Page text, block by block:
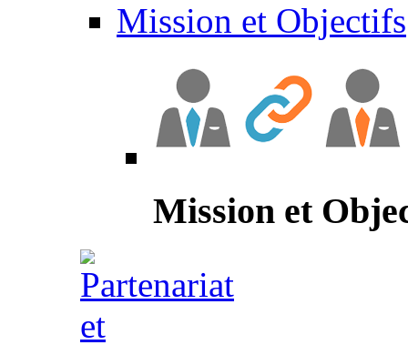
Mission et Objectifs
Mission et